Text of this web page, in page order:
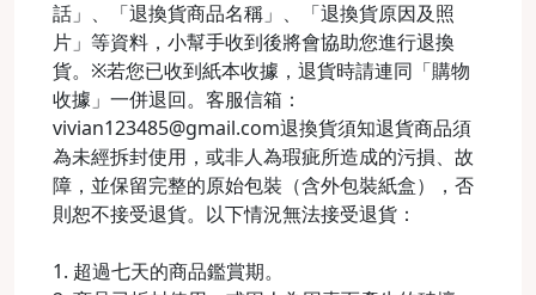
話」、「退換貨商品名稱」、「退換貨原因及照
片」等資料，小幫手收到後將會協助您進行退換
貨。※若您已收到紙本收據，退貨時請連同「購物
收據」一併退回。客服信箱：
vivian123485@gmail.com退換貨須知退貨商品須
為未經拆封使用，或非人為瑕疵所造成的污損、故
障，並保留完整的原始包裝（含外包裝紙盒），否
則恕不接受退貨。以下情況無法接受退貨：
1. 超過七天的商品鑑賞期。